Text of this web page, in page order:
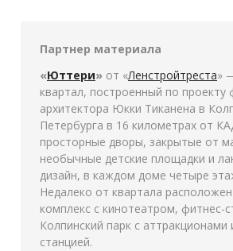
Партнер материала
«Юттери» от «Ленстройтреста»
квартал, построенный по проекту
архитектора Юкки Тиканена в
Петербурга в 16 километрах от
просторные дворы, закрытые от
необычные детские площадки и
дизайн, в каждом доме четыре
Недалеко от квартала
комплекс с кинотеатром, фитнес-
Колпинский парк с аттракционами
станцией.